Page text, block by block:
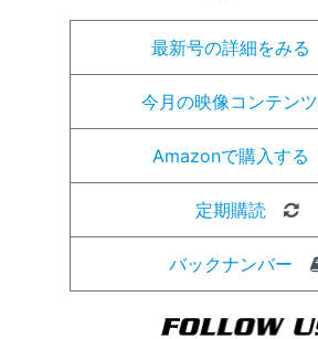
最新号の詳細をみる
今月の映像コンテンツ
Amazonで購入する
定期購読
バックナンバー